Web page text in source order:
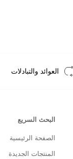
العوائد والتبادلات
البحث السريع
الصفحة الرئيسية
المنتجات الجديدة